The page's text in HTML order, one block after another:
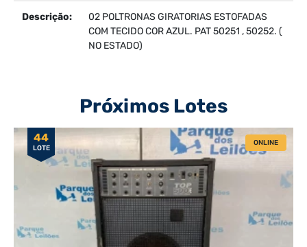
Descrição:
02 POLTRONAS GIRATORIAS ESTOFADAS
COM TECIDO COR AZUL. PAT 50251 , 50252. (
NO ESTADO)
Próximos Lotes
44
LOTE
ONLINE